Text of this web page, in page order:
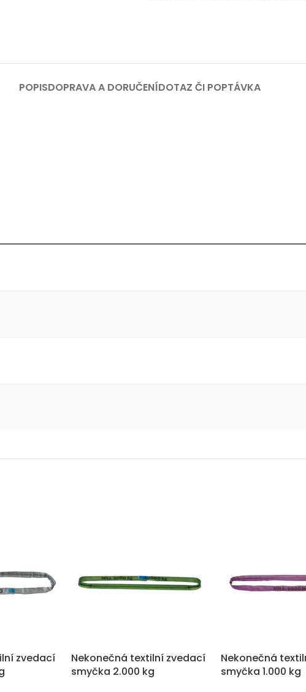
POPISDOPRAVA A DORUČENÍDOTAZ ČI POPTÁVKA
zvedací
Nekonečná textilní zvedací
smyčka 2.000 kg
Nekonečná
smyčka 1.000 kg